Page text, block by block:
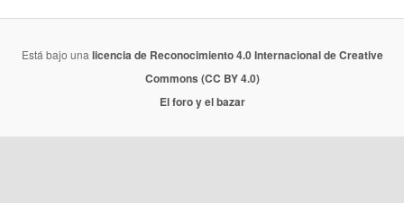
Está bajo una licencia de Reconocimiento 4.0 Internacional de Creative
Commons (CC BY 4.0)
El foro y el bazar